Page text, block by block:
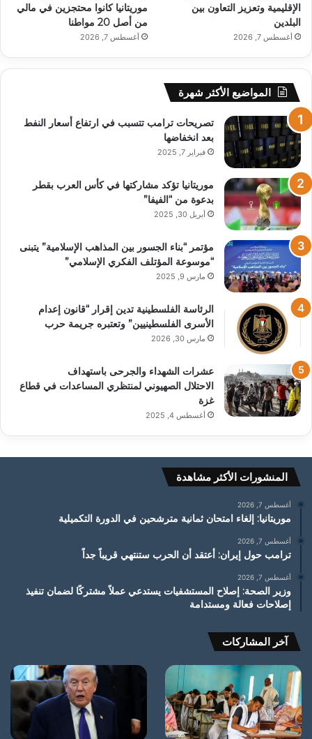
الإقليمية وتعزيز التعاون بين
البلدين
أغسطس 7, 2026
موريتانيا كانوا محتجزين في مالي
من أصل 20 مواطنا
أغسطس 7, 2026
المواضيع الأكثر شهرة
تصريحات ترامب تتسبب في ارتفاع أسعار النفط
بعد انخفاضها
فبراير 7, 2025
موريتانيا تؤكد مشاركتها في كأس العرب بقطر
بدعوة من “الفيفا”
أبريل 30, 2025
مؤتمر “بناء الجسور بين المذاهب الإسلامية” يتبنى
“موسوعة المؤتلف الفكري الإسلامي”
مارس 9, 2025
الرئاسة الفلسطينية تدين إقرار “قانون إعدام
الأسرى الفلسطينيين” وتعتبره جريمة حرب
مارس 30, 2026
عشرات الشهداء والجرحى باستهداف
الاحتلال الصهيوني لمنتظري المساعدات في قطاع
غزة
أغسطس 4, 2025
المنشورات الأكثر مشاهدة
أغسطس 7, 2026
موريتانيا: إلغاء امتحان ثمانية مترشحين في الدورة التكميلية
أغسطس 7, 2026
ترامب حول إيران: أعتقد أن الحرب ستنتهي قريباً جداً
أغسطس 7, 2026
وزير الصحة: إصلاح المستشفيات يستدعي عملاً مشتركًا لضمان تنفيذ
إصلاحات فعالة ومستدامة
آخر المشاركات